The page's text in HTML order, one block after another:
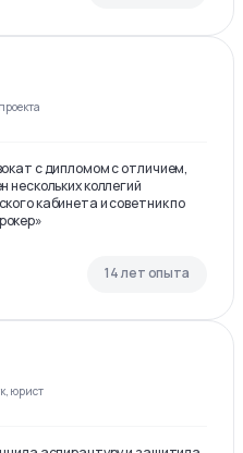
с дипломом с отличием,
коллегий
кабинета и советник по
14 лет опыта
юрист